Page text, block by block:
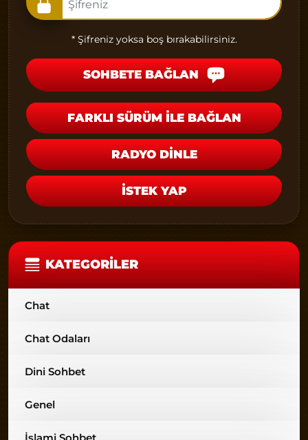
* Şifreniz yoksa boş bırakabilirsiniz.
SOHBETE BAĞLAN
FARKLI SÜRÜM İLE BAĞLAN
RADYO DİNLE
İSTEK YAP
KATEGORILER
Chat
Chat Odaları
Dini Sohbet
Genel
İslami Sohbet